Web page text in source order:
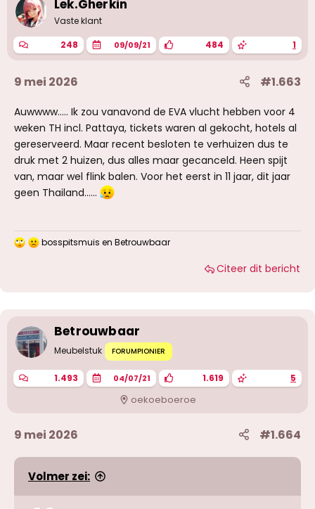
n
g
n
:
Lek.Gherkin
Vaste klant
248 09/09/21 484 1
9 mei 2026 #1.663
Auwwww..... Ik zou vanavond de EVA vlucht hebben voor 4
weken TH incl. Pattaya, tickets waren al gekocht, hotels al
gereserveerd. Maar recent besloten te verhuizen dus te
druk met 2 huizen, dus alles maar gecanceld. Heen spijt
van, maar wel flink balen. Voor het eerst in 11 jaar, dit jaar
geen Thailand......
W
n
g
n
:
bosspitsmuis en Betrouwbaar
Citeer dit bericht
Betrouwbaar
Meubelstuk FORUMPIONIER
1.493 04/07/21 1.619 5
oekoeboeroe
9 mei 2026 #1.664
Volmer zei: